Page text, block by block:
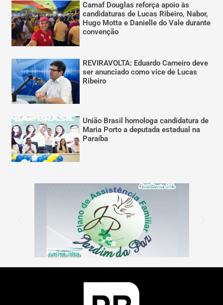
Camaf Douglas reforça apoio às
candidaturas de Lucas Ribeiro, Nabor,
Hugo Motta e Danielle do Vale durante
convenção
REVIRAVOLTA: Eduardo Carneiro deve
ser anunciado como vice de Lucas
Ribeiro
União Brasil homologa candidatura de
Maria Porto a deputada estadual na
Paraíba